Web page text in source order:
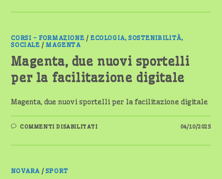
A
EUROPEA
2025
CORSI - FORMAZIONE / ECOLOGIA, SOSTENIBILITÀ,
SOCIALE /MAGENTA
Magenta, due nuovi sportelli
per la facilitazione digitale
Magenta, due nuovi sportelli per la facilitazione digitale
COMMENTI DISABILITATISU
NUOVI
04/10/2025
NOVARA / SPORT